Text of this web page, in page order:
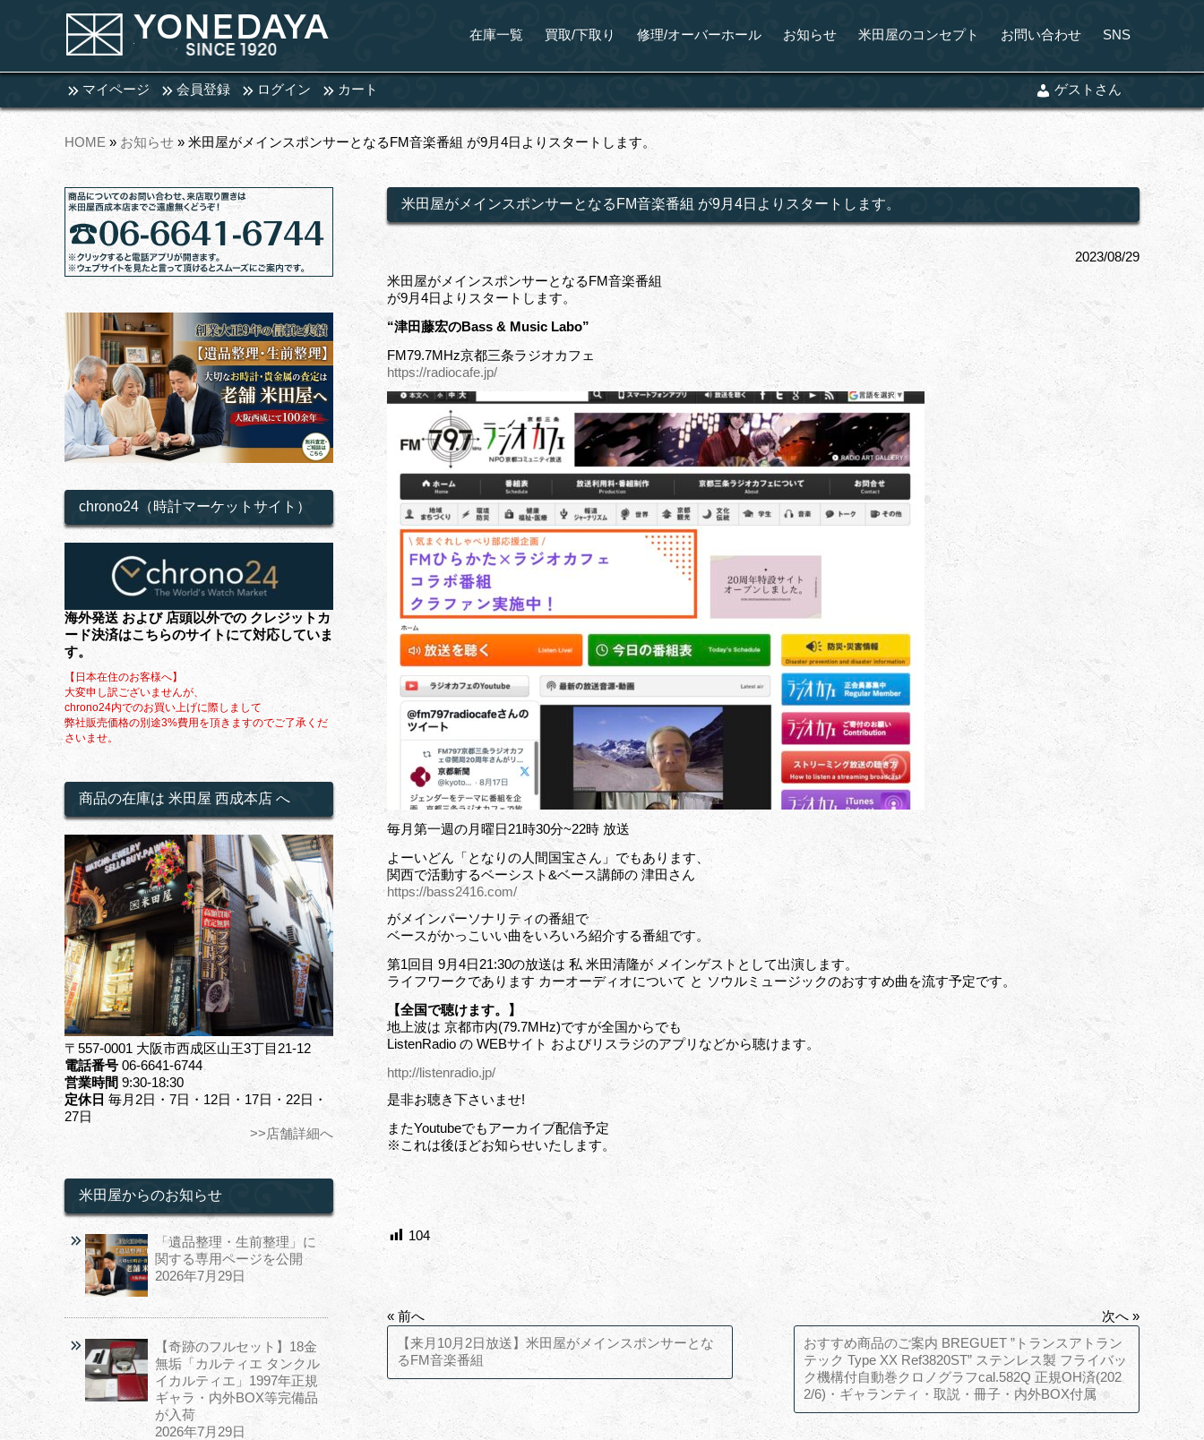
在庫一覧 買取/下取り 修理/オーバーホール お知らせ 米田屋のコンセプト お問い合わせ SNS
マイページ 会員登録 ログイン カート ゲストさん
HOME » お知らせ » 米田屋がメインスポンサーとなるFM音楽番組 が9月4日よりスタートします。
米田屋がメインスポンサーとなるFM音楽番組 が9月4日よりスタートします。
2023/08/29
米田屋がメインスポンサーとなるFM音楽番組
が9月4日よりスタートします。
“津田藤宏のBass & Music Labo”
FM79.7MHz京都三条ラジオカフェ
https://radiocafe.jp/
毎月第一週の月曜日21時30分~22時 放送
よーいどん「となりの人間国宝さん」でもあります、
関西で活動するベーシスト&ベース講師の 津田さん
https://bass2416.com/
がメインパーソナリティの番組で
ベースがかっこいい曲をいろいろ紹介する番組です。
第1回目 9月4日21:30の放送は 私 米田清隆が メインゲストとして出演します。
ライフワークであります カーオーディオについて と ソウルミュージックのおすすめ曲を流す予定です。
【全国で聴けます。】
地上波は 京都市内(79.7MHz)ですが全国からでも
ListenRadio の WEBサイト およびリスラジのアプリなどから聴けます。
http://listenradio.jp/
是非お聴き下さいませ!
またYoutubeでもアーカイブ配信予定
※これは後ほどお知らせいたします。
104
« 前へ
【来月10月2日放送】米田屋がメインスポンサーとな
るFM音楽番組
次へ »
おすすめ商品のご案内 BREGUET ”トランスアトラン
テック Type XX Ref3820ST” ステンレス製 フライバッ
ク機構付自動巻クロノグラフcal.582Q 正規OH済(202
2/6)・ギャランティ・取説・冊子・内外BOX付属
chrono24（時計マーケットサイト）
海外発送 および 店頭以外での クレジットカ
ード決済はこちらのサイトにて対応していま
す。
【日本在住のお客様へ】
大変申し訳ございませんが、
chrono24内でのお買い上げに際しまして
弊社販売価格の別途3%費用を頂きますのでご了承くだ
さいませ。
商品の在庫は 米田屋 西成本店 へ
〒557-0001 大阪市西成区山王3丁目21-12
電話番号 06-6641-6744
営業時間 9:30-18:30
定休日 毎月2日・7日・12日・17日・22日・
27日
>>店舗詳細へ
米田屋からのお知らせ
「遺品整理・生前整理」に
関する専用ページを公開
2026年7月29日
【奇跡のフルセット】18金
無垢「カルティエ タンクル
イカルティエ」1997年正規
ギャラ・内外BOX等完備品
が入荷
2026年7月29日